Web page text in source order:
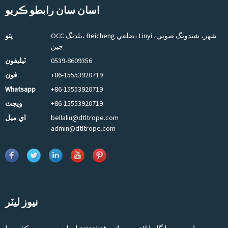
اسان سان رابطو ڪريو
پتو
OCC بلڊنگ، Beicheng ضلعي، Linyi شهر، شنڊونگ صوبي،
چين
ٽيليفون
0539-8609356
فون
+86-15553920719
Whatsapp
+86-15553920719
ويچٽ
+86-15553920719
اي ميل
bellaliu@dtltrope.com
admin@dtltrope.com
نيوز ليٽر